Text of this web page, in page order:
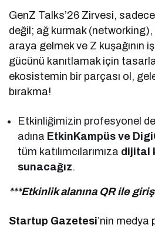
GenZ Talks’26 Zirvesi,
değil; ağ kurmak
araya gelmek ve Z kuşağının
gücünü kanıtlamak için
ekosistemin bir parçası ol,
bırakma!
Etkinliğimizin profesyonel
adına EtkinKampüs ve
tüm katılımcılarımıza dijital
sunacağız.
***Etkinlik alanına QR ile
Startup Gazetesi’nin medya